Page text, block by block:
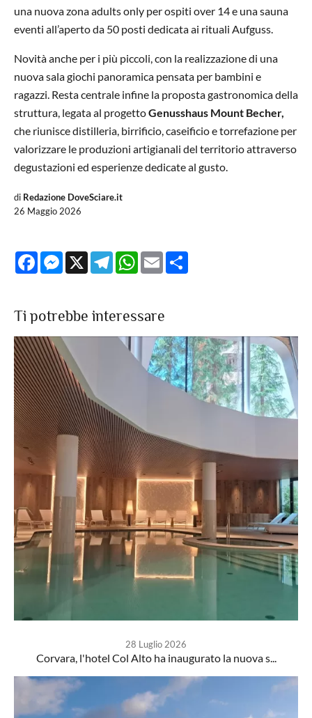
una nuova zona adults only per ospiti over 14 e una sauna
eventi all’aperto da 50 posti dedicata ai rituali Aufguss.
Novità anche per i più piccoli, con la realizzazione di una
nuova sala giochi panoramica pensata per bambini e
ragazzi. Resta centrale infine la proposta gastronomica della
struttura, legata al progettoGenusshaus Mount Becher,
che riunisce distilleria, birrificio, caseificio e torrefazione per
valorizzare le produzioni artigianali del territorio attraverso
degustazioni ed esperienze dedicate al gusto.
di Redazione DoveSciare.it
26 Maggio 2026
FacebookMessenger
X TelegramWhatsApp
Email
Ti potrebbe interessare
28 Luglio 2026
Corvara, l'hotel Col Alto ha inaugurato la nuova s...